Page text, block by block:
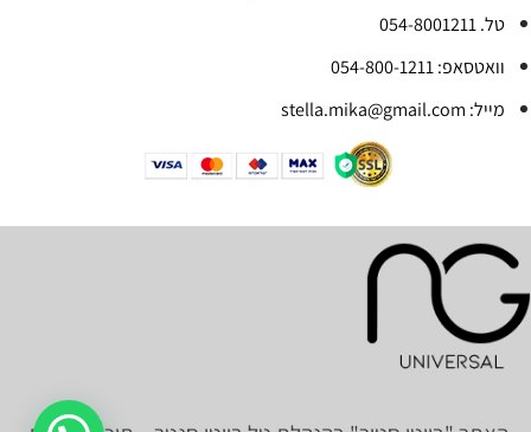
טל. 054-8001211
וואטסאפ: 054-800-1211
מייל: stella.mika@gmail.com